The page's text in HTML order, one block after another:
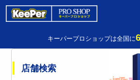
キーパープロショップは全国に
店舗検索